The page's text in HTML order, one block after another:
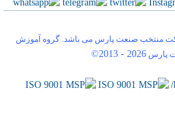
منتخب صنعت پارس می باشد. گروه آموزش
پارس
©2013 -2026